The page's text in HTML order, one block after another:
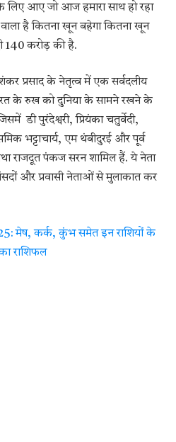
आए जो आज हमारा साथ हो रहा
है कितना खून बहेगा कितना खून
140 करोड़ की है.
प्रसाद के नेतृत्व में एक सर्वदलीय
के रुख को दुनिया के सामने रखने के
डी पुरंदेश्वरी, प्रियंका चतुर्वेदी,
भट्टाचार्य, एम थंबीदुरई और पूर्व
राजदूत पंकज सरन शामिल हैं. ये नेता
और प्रवासी नेताओं से मुलाकात कर
मेष, कर्क, कुंभ समेत इन राशियों के
राशिफल